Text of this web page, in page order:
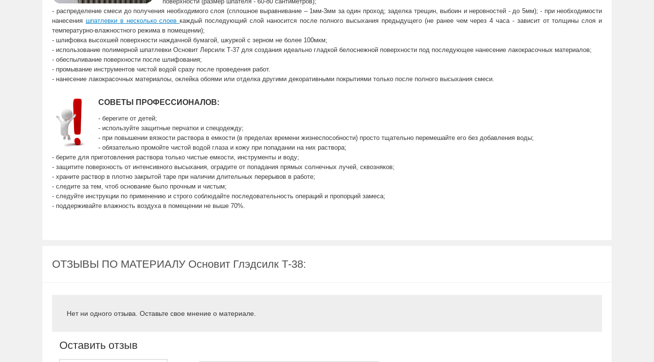
- распределение смеси до получения необходимого слоя (сплошное выравнивание – 1мм-3мм за один проход; заделка трещин, выбоин и неровностей - до 5мм); - при необходимости
нанесения шпатлевки в несколько слоевкаждый последующий слой наносится после полного высыхания предыдущего (не ранее чем через 4 часа - зависит от толщины слоя и
температурно-влажностного режима в помещении);
- шлифовка высохшей поверхности наждачной бумагой, шкуркой с зерном не более 100мкм;
- использование полимерной шпатлевки Основит Лерсилк Т-37 для создания идеально гладкой белоснежной поверхности под последующее нанесение лакокрасочных материалов;
- обеспыливание поверхности после шлифования;
- промывание инструментов чистой водой сразу после проведения работ.
- нанесение лакокрасочных материалоы, оклейка обоями или отделка другими декоративными покрытиями только после полного высыхания смеси.
СОВЕТЫ ПРОФЕССИОНАЛОВ:
- берегите от детей;
- используйте защитные перчатки и спецодежду;
- при повышении вязкости раствора в емкости (в пределах времени жизнеспособности) просто тщательно перемешайте его без добавления воды;
- обязательно промойте чистой водой глаза и кожу при попадании на них раствора;
- берите для приготовления раствора только чистые емкости, инструменты и воду;
- защитите поверхность от интенсивного высыхания, оградите от попадания прямых солнечных лучей, сквозняков;
- храните раствор в плотно закрытой таре при наличии длительных перерывов в работе;
- следите за тем, чтоб основание было прочным и чистым;
- следуйте инструкции по применению и строго соблюдайте последовательность операций и пропорций замеса;
- поддерживайте влажность воздуха в помещении не выше 70%.
ОТЗЫВЫ ПО МАТЕРИАЛУ Основит Глэдсилк Т-38:
Нет ни одного отзыва. Оставьте свое мнение о материале.
Оставить отзыв